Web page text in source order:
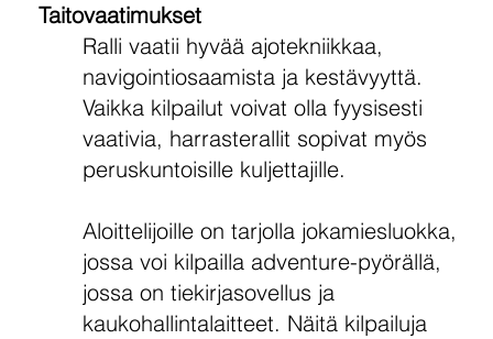
Taitovaatimukset
Ralli vaatii hyvää ajotekniikkaa,
navigointiosaamista ja kestävyyttä.
Vaikka kilpailut voivat olla fyysisesti
vaativia, harrasterallit sopivat myös
peruskuntoisille kuljettajille.
Aloittelijoille on tarjolla jokamiesluokka,
jossa voi kilpailla adventure-pyörällä,
jossa on tiekirjasovellus ja
kaukohallintalaitteet. Näitä kilpailuja